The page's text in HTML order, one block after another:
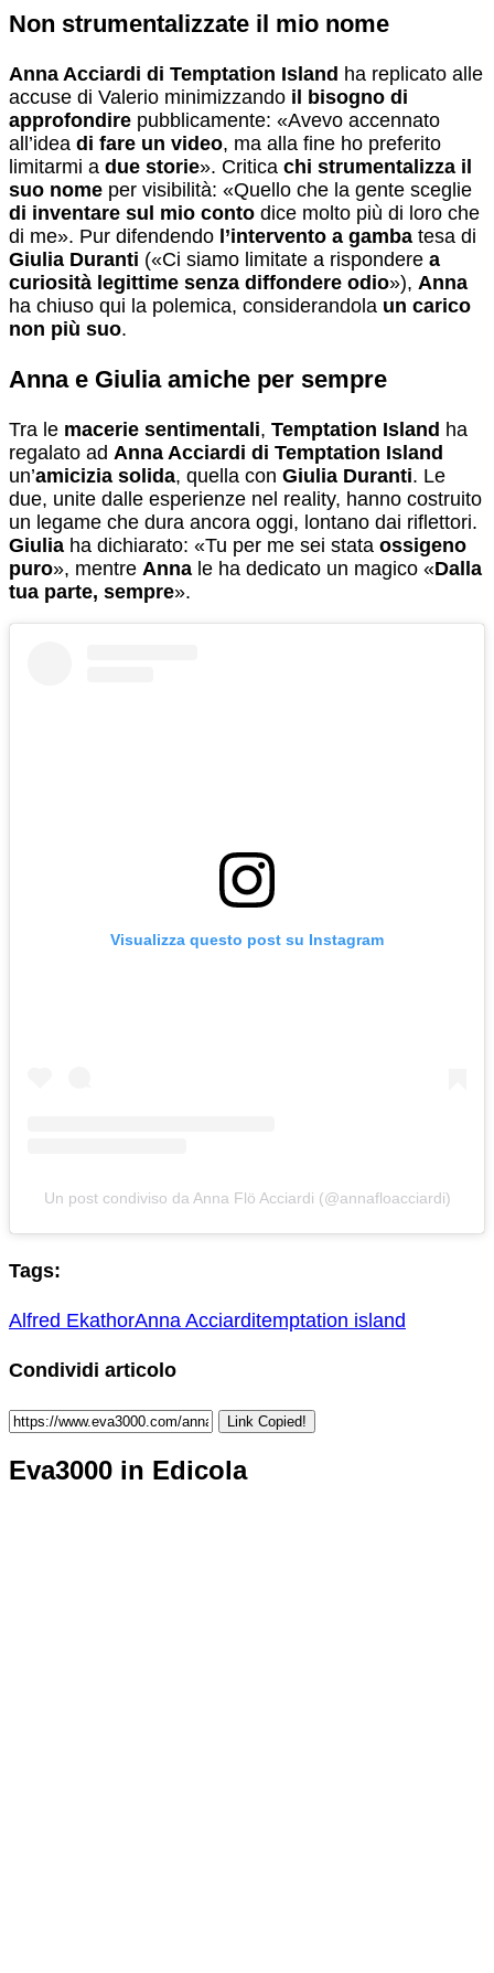
Non strumentalizzate il mio nome
Anna Acciardi di Temptation Island ha replicato alle
accuse di Valerio minimizzando il bisogno di
approfondire pubblicamente: «Avevo accennato
all’idea di fare un video, ma alla fine ho preferito
limitarmi a due storie». Critica chi strumentalizza il
suo nome per visibilità: «Quello che la gente sceglie
di inventare sul mio conto dice molto più di loro che
di me». Pur difendendo l’intervento a gamba tesa di
Giulia Duranti («Ci siamo limitate a rispondere a
curiosità legittime senza diffondere odio»), Anna
ha chiuso qui la polemica, considerandola un carico
non più suo.
Anna e Giulia amiche per sempre
Tra le macerie sentimentali, Temptation Island ha
regalato ad Anna Acciardi di Temptation Island
un’amicizia solida, quella con Giulia Duranti. Le
due, unite dalle esperienze nel reality, hanno costruito
un legame che dura ancora oggi, lontano dai riflettori.
Giulia ha dichiarato: «Tu per me sei stata ossigeno
puro», mentre Anna le ha dedicato un magico «Dalla
tua parte, sempre».
Visualizza questo post su Instagram
Un post condiviso da Anna Flö Acciardi (@annafloacciardi)
Tags:
Alfred EkathorAnna Acciarditemptation island
Condividi articolo
Link Copied!
Eva3000 in Edicola